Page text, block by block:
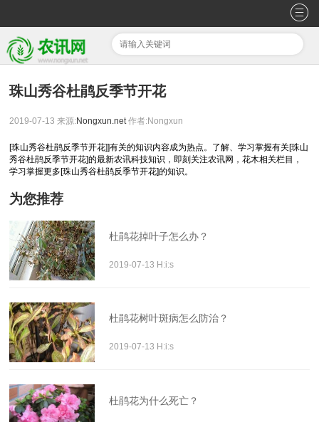
珠山秀谷杜鹃反季节开花
2019-07-13 来源:Nongxun.net 作者:Nongxun
[珠山秀谷杜鹃反季节开花]]有关的知识内容成为热点。了解、学习掌握有关[珠山
秀谷杜鹃反季节开花]的最新农讯科技知识，即刻关注农讯网，花木相关栏目，
学习掌握更多[珠山秀谷杜鹃反季节开花]的知识。
为您推荐
杜鹃花掉叶子怎么办？
2019-07-13 H:i:s
杜鹃花树叶斑病怎么防治？
2019-07-13 H:i:s
杜鹃花为什么死亡？